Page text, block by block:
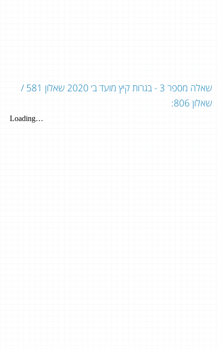
שאלה מספר 3 - בגרות קיץ מועד ב׳ 2020 שאלון 581 /
שאלון 806: